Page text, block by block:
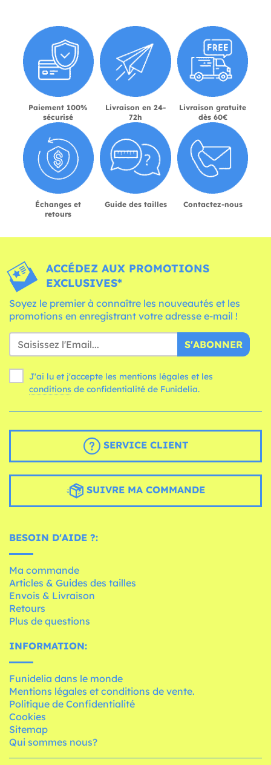
Paiement 100%
sécurisé
Livraison en 24-
72h
Livraison gratuite
dès 60€
Échanges et
retours
Guide des tailles Contactez-nous
ACCÉDEZ AUX PROMOTIONS
EXCLUSIVES*
Soyez le premier à connaître les nouveautés et les
promotions en enregistrant votre adresse e-mail !
S'ABONNER
J'ai lu et j'accepte les mentions légales et les
conditions de confidentialité de Funidelia.
SERVICE CLIENT
SUIVRE MA COMMANDE
BESOIN D'AIDE ?:
Ma commande
Articles & Guides des tailles
Envois & Livraison
Retours
Plus de questions
INFORMATION:
Funidelia dans le monde
Mentions légales et conditions de vente.
Politique de Confidentialité
Cookies
Sitemap
Qui sommes nous?